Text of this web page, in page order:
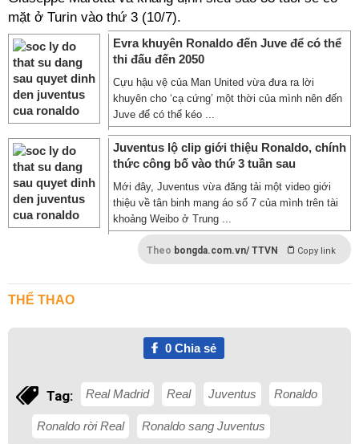
mặt ở Turin vào thứ 3 (10/7).
Evra khuyên Ronaldo đến Juve để có thể
thi đấu đến 2050
Cựu hậu vệ của Man United vừa đưa ra lời
khuyên cho ‘cạ cứng’ một thời của mình nên đến
Juve để có thể kéo ...
Juventus lộ clip giới thiệu Ronaldo, chính
thức công bố vào thứ 3 tuần sau
Mới đây, Juventus vừa đăng tải một video giới
thiệu về tân binh mang áo số 7 của mình trên tài
khoảng Weibo ở Trung ...
Theo bongda.com.vn/ TTVN Copy link
THỂ THAO
0Chia sẻ
Tag: Real Madrid Real Juventus Ronaldo
Ronaldo rời Real Ronaldo sang Juventus